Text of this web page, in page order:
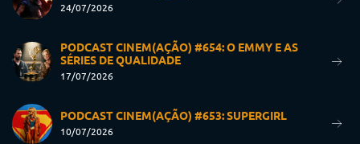
24/07/2026
PODCAST CINEM(AÇÃO) #654: O EMMY E AS
SÉRIES DE QUALIDADE
17/07/2026
PODCAST CINEM(AÇÃO) #653: SUPERGIRL
10/07/2026